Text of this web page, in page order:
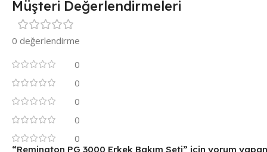
Müşteri Değerlendirmeleri
0 değerlendirme
0
0
0
0
0
“Remington PG 3000 Erkek Bakım Seti” için yorum